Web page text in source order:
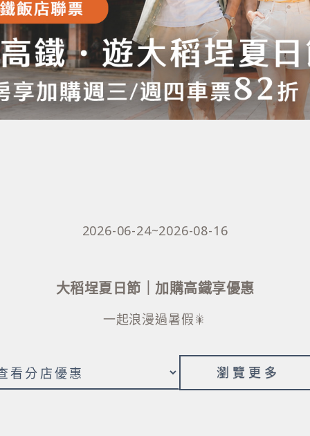
2026-06-24~2026-08-16
大稻埕夏日節｜加購高鐵享優惠
一起浪漫過暑假🎇
瀏覽更多